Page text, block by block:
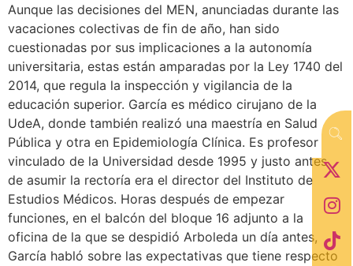
Aunque las decisiones del MEN, anunciadas durante las
vacaciones colectivas de fin de año, han sido
cuestionadas por sus implicaciones a la autonomía
universitaria, estas están amparadas por la Ley 1740 del
2014, que regula la inspección y vigilancia de la
educación superior. García es médico cirujano de la
UdeA, donde también realizó una maestría en Salud
Pública y otra en Epidemiología Clínica. Es profesor
vinculado de la Universidad desde 1995 y justo antes
de asumir la rectoría era el director del Instituto de
Estudios Médicos. Horas después de empezar
funciones, en el balcón del bloque 16 adjunto a la
oficina de la que se despidió Arboleda un día antes,
García habló sobre las expectativas que tiene respecto